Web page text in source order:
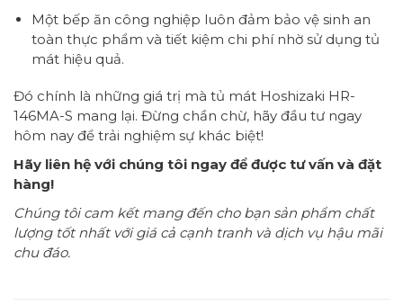
Một bếp ăn công nghiệp luôn đảm bảo vệ sinh an
toàn thực phẩm và tiết kiệm chi phí nhờ sử dụng tủ
mát hiệu quả.
Đó chính là những giá trị mà tủ mát Hoshizaki HR-
146MA-S mang lại. Đừng chần chừ, hãy đầu tư ngay
hôm nay để trải nghiệm sự khác biệt!
Hãy liên hệ với chúng tôi ngay để được tư vấn và đặt
hàng!
Chúng tôi cam kết mang đến cho bạn sản phẩm chất
lượng tốt nhất với giá cả cạnh tranh và dịch vụ hậu mãi
chu đáo.